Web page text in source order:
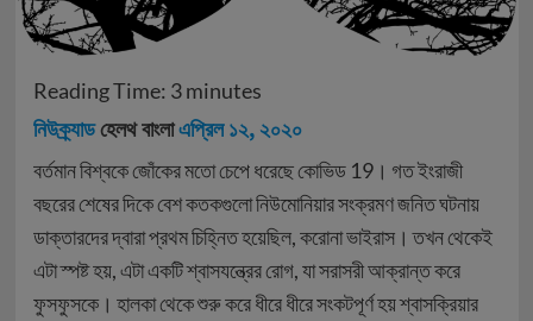
Reading Time: 3 minutes
নিউক্র্যাডহেলথ বাংলাএপ্রিল ১২, ২০২০
বর্তমান বিশ্বকে জোঁকের মতো চেপে ধরেছে কোভিড 19। গত ইংরাজী
বছরের শেষের দিকে বেশ কতকগুলো নিউমোনিয়ার সংক্রমণ জনিত ঘটনায়
ডাক্তারদের দ্বারা প্রথম চিহ্নিত হয়েছিল, করোনা ভাইরাস। তখন থেকেই
এটা স্পষ্ট হয়, এটা একটি শ্বাসযন্ত্রের রোগ, যা সরাসরী আক্রান্ত করে
ফুসফুসকে। হালকা থেকে শুরু করে ধীরে ধীরে সংকটপূর্ণ হয় শ্বাসক্রিয়ার